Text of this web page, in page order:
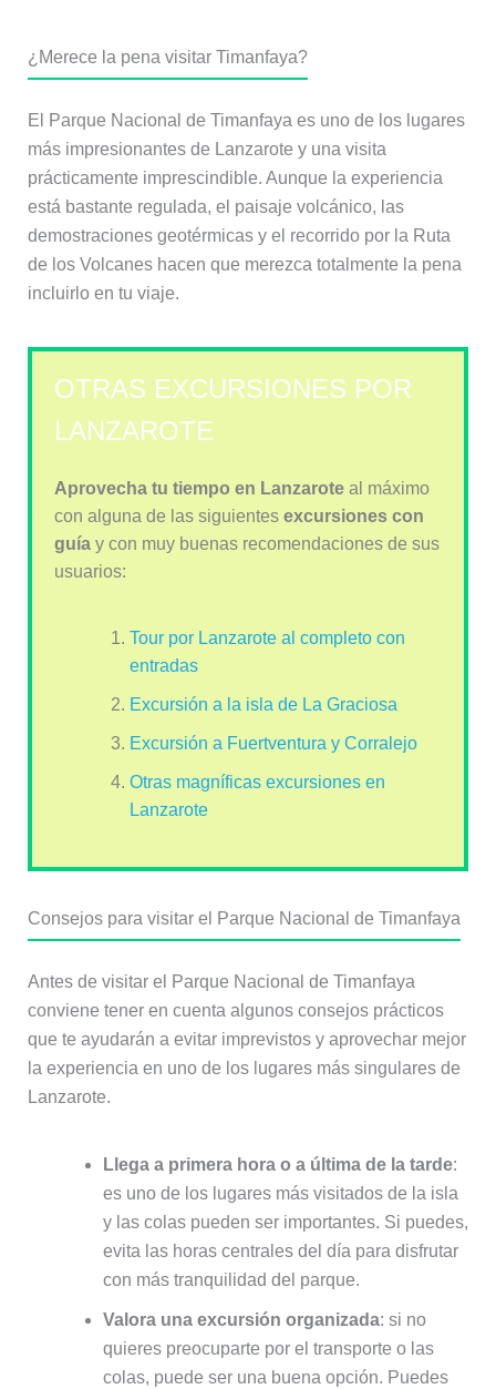
¿Merece la pena visitar Timanfaya?
El Parque Nacional de Timanfaya es uno de los lugares
más impresionantes de Lanzarote y una visita
prácticamente imprescindible. Aunque la experiencia
está bastante regulada, el paisaje volcánico, las
demostraciones geotérmicas y el recorrido por la Ruta
de los Volcanes hacen que merezca totalmente la pena
incluirlo en tu viaje.
OTRAS EXCURSIONES POR
LANZAROTE
Aprovecha tu tiempo en Lanzaroteal máximo
con alguna de las siguientes excursiones con
guíay con muy buenas recomendaciones de sus
usuarios:
Tour por Lanzarote al completo con
entradas
Excursión a la isla de La Graciosa
Excursión a Fuertventura y Corralejo
Otras magníficas excursiones en
Lanzarote
Consejos para visitar el Parque Nacional de Timanfaya
Antes de visitar el Parque Nacional de Timanfaya
conviene tener en cuenta algunos consejos prácticos
que te ayudarán a evitar imprevistos y aprovechar mejor
la experiencia en uno de los lugares más singulares de
Lanzarote.
Llega a primera hora o a última de la tarde:
es uno de los lugares más visitados de la isla
y las colas pueden ser importantes. Si puedes,
evita las horas centrales del día para disfrutar
con más tranquilidad del parque.
Valora una excursión organizada: si no
quieres preocuparte por el transporte o las
colas, puede ser una buena opción. Puedes